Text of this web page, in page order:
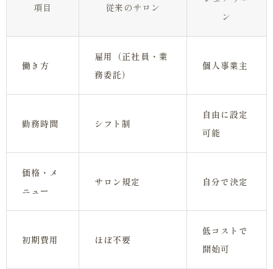
項目 従来のサロン
ン
働き方
雇用（正社員・業
務委託）
個人事業主
勤務時間 シフト制
自由に設定
可能
価格・メ
ニュー
サロン規定 自分で決定
初期費用 ほぼ不要
低コストで
開始可